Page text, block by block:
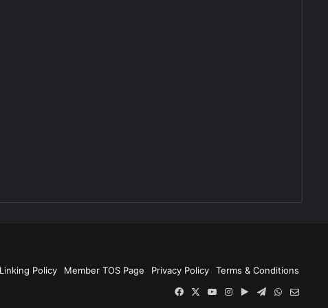
Linking Policy Member TOS Page Privacy Policy
Terms & Conditions
FacebookYouTubeInstagram
GoogleTelegramWhatsApp
SEND